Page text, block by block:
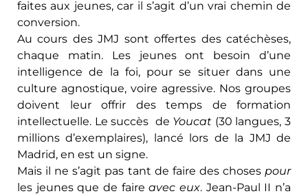
faites aux jeunes, car il s’agit d’un vrai chemin de
conversion.
Au cours des JMJ sont offertes des catéchèses,
chaque matin. Les jeunes ont besoin d’une
intelligence de la foi, pour se situer dans une
culture agnostique, voire agressive. Nos groupes
doivent leur offrir des temps de formation
intellectuelle. Le succès de Youcat (30 langues, 3
millions d’exemplaires), lancé lors de la JMJ de
Madrid, en est un signe.
Mais il ne s’agit pas tant de faire des choses pour
les jeunes que de faireavec eux. Jean-Paul II n’a